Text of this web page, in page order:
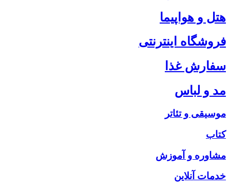
هتل و هواپیما
فروشگاه اینترنتی
سفارش غذا
مد و لباس
موسیقی و تئاتر
کتاب
مشاوره و آموزش
خدمات آنلاین